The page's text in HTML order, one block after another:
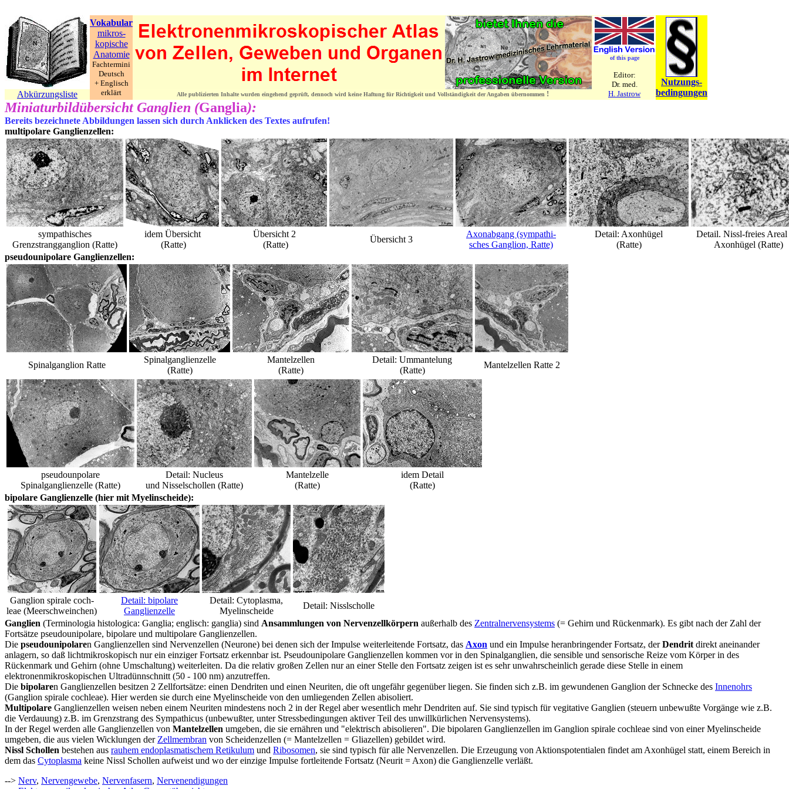
Abkürzungsliste
Vokabular
mikros-
kopische
Anatomie
Fachtermini
Deutsch
+ Englisch
erklärt
Alle publizierten Inhalte wurden eingehend geprüft, dennoch wird keine Haftung für Richtigkeit und Vollständigkeit der Angaben übernommen !
of this page
Editor:
Dr. med.
H. Jastrow
Nutzungs-
bedingungen
Miniaturbildübersicht Ganglien (Ganglia):
Bereits bezeichnete Abbildungen lassen sich durch Anklicken des Textes aufrufen!
multipolare Ganglienzellen:
sympathisches
Grenzstrangganglion (Ratte)
idem Übersicht
(Ratte)
Übersicht 2
(Ratte)
Übersicht 3
Axonabgang (sympathi-
sches Ganglion, Ratte)
Detail: Axonhügel
(Ratte)
Detail. Nissl-freies Areal
Axonhügel (Ratte)
pseudounipolare Ganglienzellen:
Spinalganglion Ratte
Spinalganglienzelle
(Ratte)
Mantelzellen
(Ratte)
Detail: Ummantelung
(Ratte)
Mantelzellen Ratte 2
pseudounpolare
Spinalganglienzelle (Ratte)
Detail: Nucleus
und Nisselschollen (Ratte)
Mantelzelle
(Ratte)
idem Detail
(Ratte)
bipolare Ganglienzelle (hier mit Myelinscheide):
Ganglion spirale coch-
leae (Meerschweinchen)
Detail: bipolare
Ganglienzelle
Detail: Cytoplasma,
Myelinscheide
Detail: Nisslscholle
Ganglien (Terminologia histologica: Ganglia; englisch: ganglia) sind Ansammlungen von Nervenzellkörpern außerhalb des Zentralnervensystems (= Gehirn und Rückenmark). Es gibt nach der Zahl der
Fortsätze pseudounipolare, bipolare und multipolare Ganglienzellen.
Die pseudounipolaren Ganglienzellen sind Nervenzellen (Neurone) bei denen sich der Impulse weiterleitende Fortsatz, das Axon und ein Impulse heranbringender Fortsatz, derDendrit direkt aneinander
anlagern, so daß lichtmikroskopisch nur ein einziger Fortsatz erkennbar ist. Pseudounipolare Ganglienzellen kommen vor in den Spinalganglien, die sensible und sensorische Reize vom Körper in des
Rückenmark und Gehirn (ohne Umschaltung) weiterleiten. Da die relativ großen Zellen nur an einer Stelle den Fortsatz zeigen ist es sehr unwahrscheinlich gerade diese Stelle in einem
elektronenmikroskopischen Ultradünnschnitt (50 - 100 nm) anzutreffen.
Die bipolaren Ganglienzellen besitzen 2 Zellfortsätze: einen Dendriten und einen Neuriten, die oft ungefähr gegenüber liegen. Sie finden sich z.B. im gewundenen Ganglion der Schnecke des Innenohrs
(Ganglion spirale cochleae). Hier werden sie durch eine Myelinscheide von den umliegenden Zellen abisoliert.
Multipolare Ganglienzellen weisen neben einem Neuriten mindestens noch 2 in der Regel aber wesentlich mehr Dendriten auf. Sie sind typisch für vegitative Ganglien (steuern unbewußte Vorgänge wie z.B.
die Verdauung) z.B. im Grenzstrang des Sympathicus (unbewußter, unter Stressbedingungen aktiver Teil des unwillkürlichen Nervensystems).
In der Regel werden alle Ganglienzellen von Mantelzellen umgeben, die sie ernähren und "elektrisch abisolieren". Die bipolaren Ganglienzellen im Ganglion spirale cochleae sind von einer Myelinscheide
umgeben, die aus vielen Wicklungen der Zellmembran von Scheidenzellen (= Mantelzellen = Gliazellen) gebildet wird.
Nissl Schollen bestehen aus rauhem endoplasmatischem Retikulum und Ribosomen, sie sind typisch für alle Nervenzellen. Die Erzeugung von Aktionspotentialen findet am Axonhügel statt, einem Bereich in
dem das Cytoplasma keine Nissl Schollen aufweist und wo der einzige Impulse fortleitende Fortsatz (Neurit = Axon) die Ganglienzelle verläßt.
--> Nerv, Nervengewebe, Nervenfasern, Nervenendigungen